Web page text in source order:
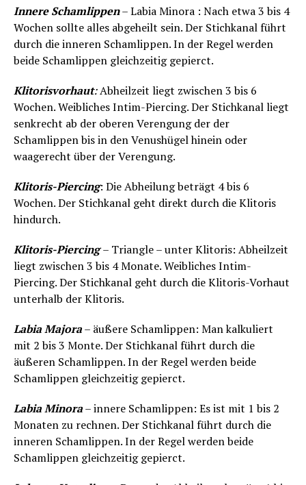
Innere Schamlippen– Labia Minora : Nach etwa 3 bis 4
Wochen sollte alles abgeheilt sein. Der Stichkanal führt
durch die inneren Schamlippen. In der Regel werden
beide Schamlippen gleichzeitig gepierct.
Klitorisvorhaut:Abheilzeit liegt zwischen 3 bis 6
Wochen. Weibliches Intim-Piercing. Der Stichkanal liegt
senkrecht ab der oberen Verengung der der
Schamlippen bis in den Venushügel hinein oder
waagerecht über der Verengung.
Klitoris-Piercing: Die Abheilung beträgt 4 bis 6
Wochen. Der Stichkanal geht direkt durch die Klitoris
hindurch.
Klitoris-Piercing – Triangle – unter Klitoris: Abheilzeit
liegt zwischen 3 bis 4 Monate. Weibliches Intim-
Piercing. Der Stichkanal geht durch die Klitoris-Vorhaut
unterhalb der Klitoris.
Labia Majora– äußere Schamlippen: Man kalkuliert
mit 2 bis 3 Monte. Der Stichkanal führt durch die
äußeren Schamlippen. In der Regel werden beide
Schamlippen gleichzeitig gepierct.
Labia Minora– innere Schamlippen: Es ist mit 1 bis 2
Monaten zu rechnen. Der Stichkanal führt durch die
inneren Schamlippen. In der Regel werden beide
Schamlippen gleichzeitig gepierct.